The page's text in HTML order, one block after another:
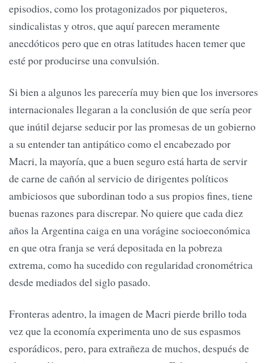
episodios, como los protagonizados por piqueteros,
sindicalistas y otros, que aquí parecen meramente
anecdóticos pero que en otras latitudes hacen temer que
esté por producirse una convulsión.
Si bien a algunos les parecería muy bien que los inversores
internacionales llegaran a la conclusión de que sería peor
que inútil dejarse seducir por las promesas de un gobierno
a su entender tan antipático como el encabezado por
Macri, la mayoría, que a buen seguro está harta de servir
de carne de cañón al servicio de dirigentes políticos
ambiciosos que subordinan todo a sus propios fines, tiene
buenas razones para discrepar. No quiere que cada diez
años la Argentina caiga en una vorágine socioeconómica
en que otra franja se verá depositada en la pobreza
extrema, como ha sucedido con regularidad cronométrica
desde mediados del siglo pasado.
Fronteras adentro, la imagen de Macri pierde brillo toda
vez que la economía experimenta uno de sus espasmos
esporádicos, pero, para extrañeza de muchos, después de